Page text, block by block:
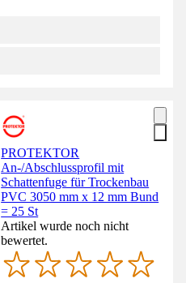
PROTEKTOR
An-/Abschlussprofil mit
Schattenfuge für Trockenbau
PVC 3050 mm x 12 mm Bund
= 25 St
Artikel wurde noch nicht
bewertet.